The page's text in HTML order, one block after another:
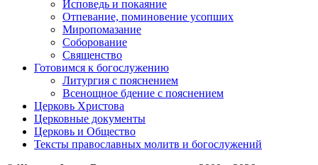
Исповедь и покаяние
Отпевание, поминовение усопших
Миропомазание
Соборование
Священство
Готовимся к богослужению
Литургия с пояснением
Всенощное бдение с пояснением
Церковь Христова
Церковные документы
Церковь и Общество
Тексты православных молитв и богослужений